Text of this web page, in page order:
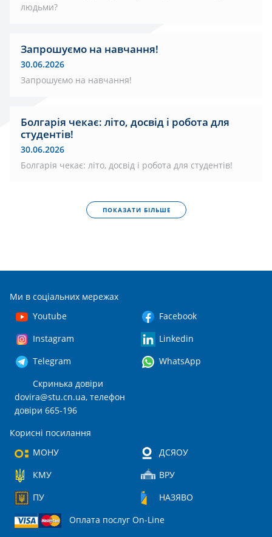
людьми?
Запрошуємо на навчання!
30.06.2026
Запрошуємо на навчання!
Болгарія чекає: літо, досвід і робота для
студентів!
30.06.2026
Болгарія чекає: літо, досвід і робота для студентів!
ПОКАЗАТИ БІЛЬШЕ
Ми в соціальних мережах
Youtube
Facebook
Instagram
Linkedin
Telegram
WhatsApp
Скринька довіри
dovira@stu.cn.ua, телефон
довіри 665-196
Корисні посилання
МОНУ
ДСЯОУ
КМУ
ВРУ
ПУ
НАЗЯВО
Оплата послуг On-Line